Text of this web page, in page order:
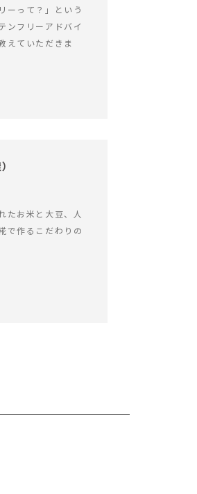
ーって？」という
ンフリーアドバイ
えていただきま
たお米と大豆、人
で作るこだわりの